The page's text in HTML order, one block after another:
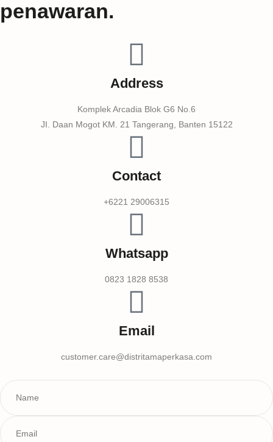
penawaran.
Address
Komplek Arcadia Blok G6 No.6
JI. Daan Mogot KM. 21 Tangerang, Banten 15122
Contact
+6221 29006315
Whatsapp
0823 1828 8538
Email
customer.care@distritamaperkasa.com